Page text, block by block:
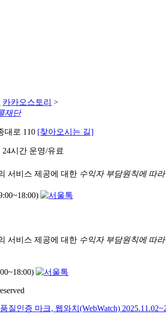
카카오스토리 >
재단
대로 110 [찾아오시는 길]
24시간 운영/유료
서비스 제공에 대한 수익자 부담원칙에 따라
서비스 제공에 대한 수익자 부담원칙에 따라